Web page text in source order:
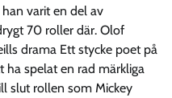
han varit en del av
70 roller där. Olof
drama Ett stycke poet på
ha spelat en rad märkliga
slut rollen som Mickey